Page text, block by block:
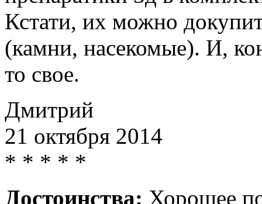
Кстати, их можно
(камни, насекомые). И,
то свое.
Дмитрий
21 октября 2014
* * * * *
Достоинства: Хорошее